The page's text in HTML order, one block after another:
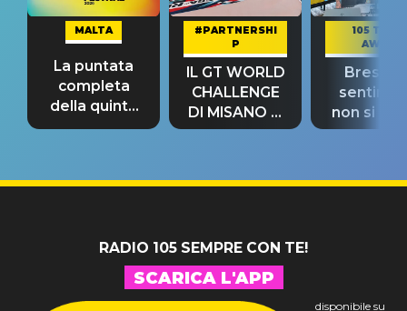
MALTA
La puntata
completa
della quinta
tappa
#PARTNERSHI
P
IL GT WORLD
CHALLENGE
DI MISANO si
riconferma
105 TAKE
AWAY
Bresh:
non si
fino alla
RADIO 105 SEMPRE CON TE!
SCARICA L'APP
disponibile su